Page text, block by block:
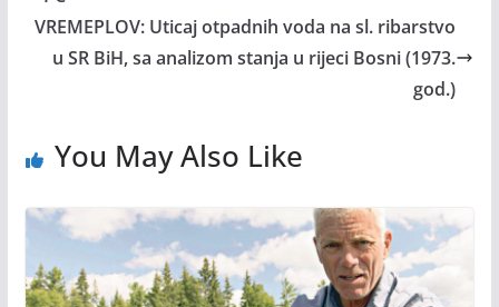
VREMEPLOV: Uticaj otpadnih voda na sl. ribarstvo
u SR BiH, sa analizom stanja u rijeci Bosni (1973.
god.)
You May Also Like